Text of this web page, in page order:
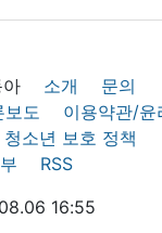
소개
문의
도
이용약관/윤
청소년 보호 정책
RSS
16:55